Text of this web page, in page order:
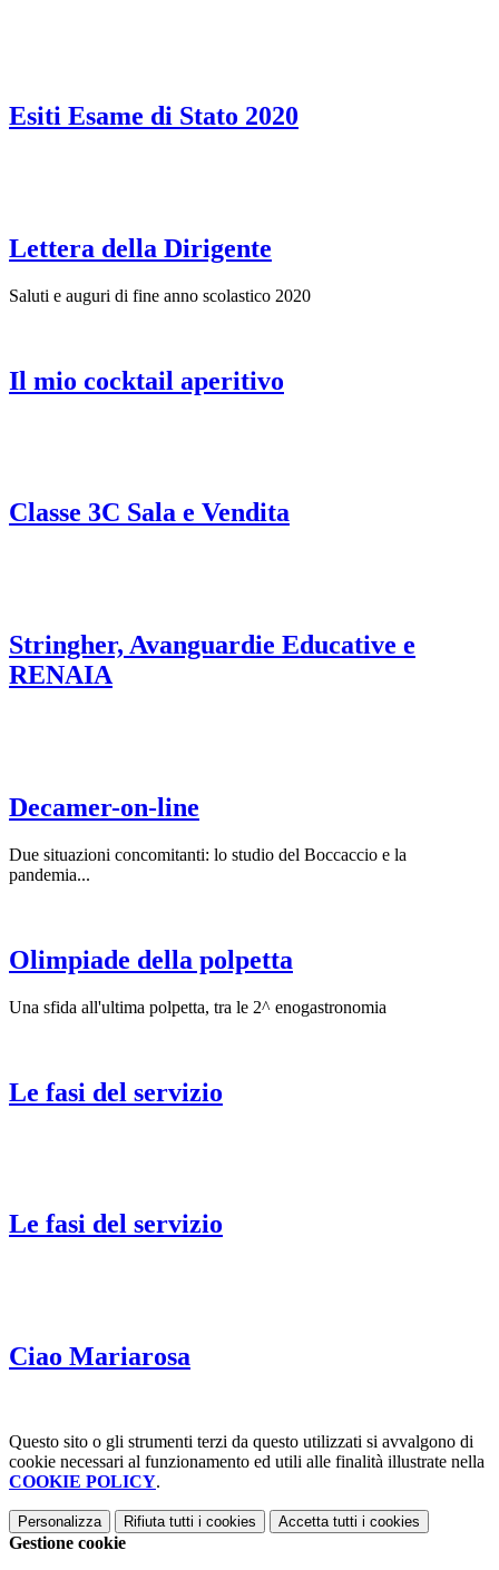
Esiti Esame di Stato 2020
Lettera della Dirigente
Saluti e auguri di fine anno scolastico 2020
Il mio cocktail aperitivo
Classe 3C Sala e Vendita
Stringher, Avanguardie Educative e
RENAIA
Decamer-on-line
Due situazioni concomitanti: lo studio del Boccaccio e la
pandemia...
Olimpiade della polpetta
Una sfida all'ultima polpetta, tra le 2^ enogastronomia
Le fasi del servizio
Le fasi del servizio
Ciao Mariarosa
Questo sito o gli strumenti terzi da questo utilizzati si avvalgono di
cookie necessari al funzionamento ed utili alle finalità illustrate nella
COOKIE POLICY.
Personalizza Rifiuta tutti i cookies Accetta tutti i cookies
Gestione cookie